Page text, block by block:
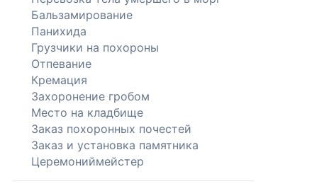
Бальзамирование
Панихида
Грузчики на похороны
Отпевание
Кремация
Захоронение гробом
Место на кладбище
Заказ похоронных почестей
Заказ и установка памятника
Церемониймейстер